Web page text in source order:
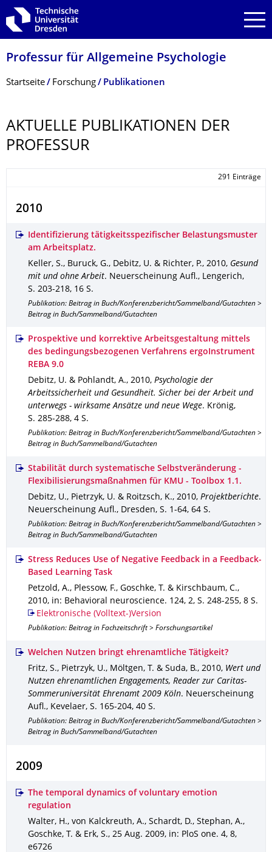
Zur Hauptnavigation springen
Zur Suche springen
Zum Inhalt springen
Professur für Allgemeine Psychologie
Breadcrumb-Menü
Startseite Forschung Publikationen
AKTUELLE PUBLIKATIONEN DER
PROFESSUR
291 Einträge
2010
Identifizierung tätigkeitsspezifischer Belastungsmuster
am Arbeitsplatz.
Keller, S., Buruck, G., Debitz, U. & Richter, P., 2010, Gesund
mit und ohne Arbeit. Neuerscheinung Aufl., Lengerich,
S. 203-218, 16 S.
Publikation: Beitrag in Buch/Konferenzbericht/Sammelband/Gutachten >
Beitrag in Buch/Sammelband/Gutachten
Prospektive und korrektive Arbeitsgestaltung mittels
des bedingungsbezogenen Verfahrens ergoInstrument
REBA 9.0
Debitz, U. & Pohlandt, A., 2010, Psychologie der
Arbeitssicherheit und Gesundheit. Sicher bei der Arbeit und
unterwegs - wirksame Ansätze und neue Wege. Krönig,
S. 285-288, 4 S.
Publikation: Beitrag in Buch/Konferenzbericht/Sammelband/Gutachten >
Beitrag in Buch/Sammelband/Gutachten
Stabilität durch systematische Selbstveränderung -
Flexibilisierungsmaßnahmen für KMU - Toolbox 1.1.
Debitz, U., Pietrzyk, U. & Roitzsch, K., 2010, Projektberichte.
Neuerscheinung Aufl., Dresden, S. 1-64, 64 S.
Publikation: Beitrag in Buch/Konferenzbericht/Sammelband/Gutachten >
Beitrag in Buch/Sammelband/Gutachten
Stress Reduces Use of Negative Feedback in a Feedback-
Based Learning Task
Petzold, A., Plessow, F., Goschke, T. & Kirschbaum, C.,
2010, in: Behavioral neuroscience. 124, 2, S. 248-255, 8 S.
Elektronische (Volltext-)Version
Publikation: Beitrag in Fachzeitschrift > Forschungsartikel
Welchen Nutzen bringt ehrenamtliche Tätigkeit?
Fritz, S., Pietrzyk, U., Möltgen, T. & Suda, B., 2010, Wert und
Nutzen ehrenamtlichen Engagements, Reader zur Caritas-
Sommeruniversität Ehrenamt 2009 Köln. Neuerscheinung
Aufl., Kevelaer, S. 165-204, 40 S.
Publikation: Beitrag in Buch/Konferenzbericht/Sammelband/Gutachten >
Beitrag in Buch/Sammelband/Gutachten
2009
The temporal dynamics of voluntary emotion
regulation
Walter, H., von Kalckreuth, A., Schardt, D., Stephan, A.,
Goschke, T. & Erk, S., 25 Aug. 2009, in: PloS one. 4, 8,
e6726